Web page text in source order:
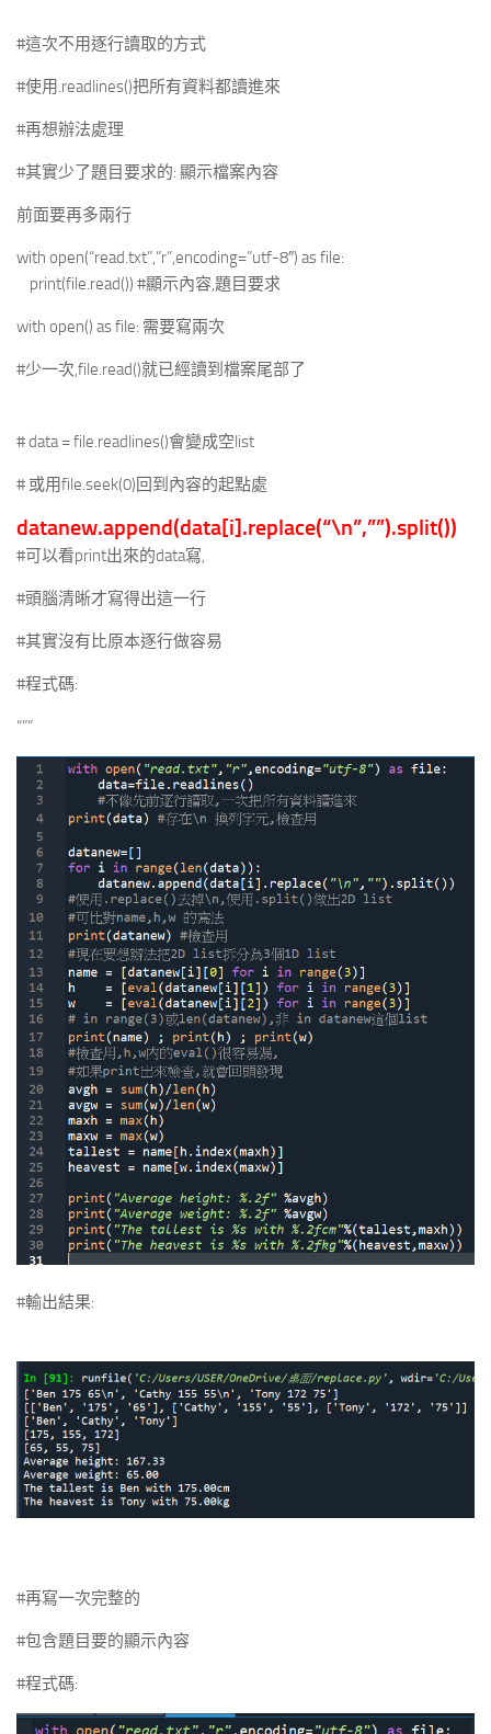
#這次不用逐行讀取的方式
#使用.readlines()把所有資料都讀進來
#再想辦法處理
#其實少了題目要求的: 顯示檔案內容
前面要再多兩行
with open(“read.txt”,”r”,encoding=”utf-8″) as file:
print(file.read()) #顯示內容,題目要求
with open() as file: 需要寫兩次
#少一次,file.read()就已經讀到檔案尾部了
# data = file.readlines()會變成空list
# 或用file.seek(0)回到內容的起點處
datanew.append(data[i].replace(“\n”,””).split())
#可以看print出來的data寫,
#頭腦清晰才寫得出這一行
#其實沒有比原本逐行做容易
#程式碼:
“””
#輸出結果:
#再寫一次完整的
#包含題目要的顯示內容
#程式碼: